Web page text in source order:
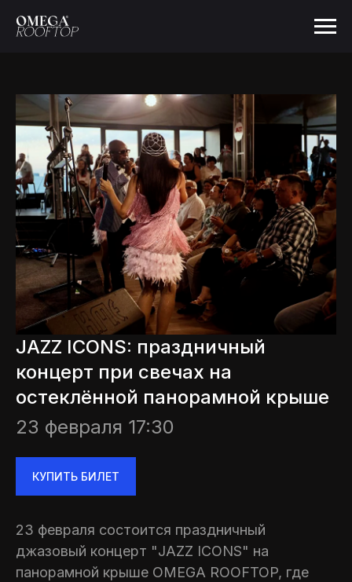
JAZZ ICONS: праздничный
концерт при свечах на
остеклённой панорамной крыше
23 февраля 17:30
КУПИТЬ БИЛЕТ
23 февраля состоится праздничный
джазовый концерт "JAZZ ICONS" на
панорамной крыше OMEGA ROOFTOP, где